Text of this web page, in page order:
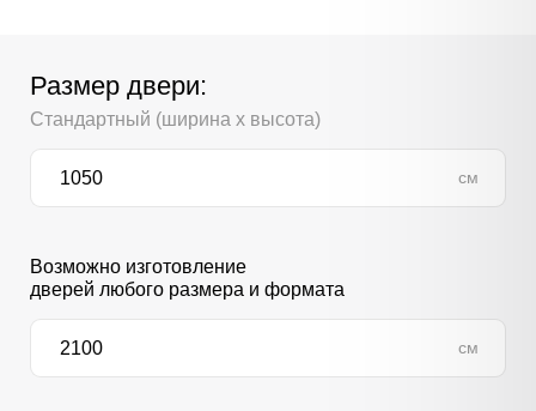
Размер двери:
Стандартный (ширина х высота)
см
Возможно изготовление
дверей любого размера и формата
см